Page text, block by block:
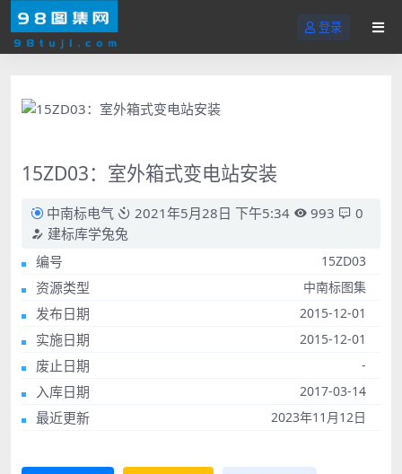
登录
15ZD03：室外箱式变电站安装
中南标电气 2021年5月28日 下午5:34 993
0
建标库学兔兔
编号
15ZD03
资源类型 中南标图集
发布日期 2015-12-01
实施日期 2015-12-01
废止日期 -
入库日期 2017-03-14
最近更新 2023年11月12日